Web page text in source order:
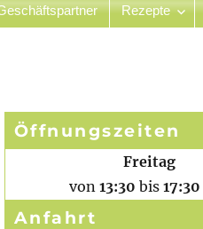
Rezepte
Öffnungszeiten
Freitag
von 13:30 bis 17:30
Anfahrt